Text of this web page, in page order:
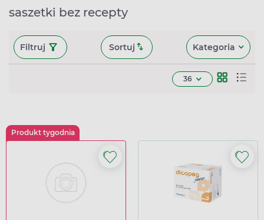
saszetki bez recepty
Filtruj Sortuj Kategoria
36
Produkt tygodnia